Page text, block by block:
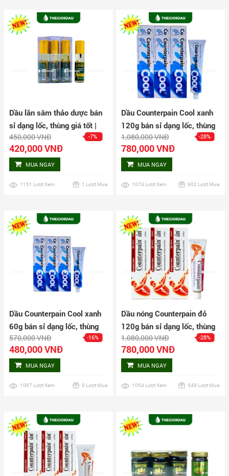
Dầu lăn sâm thảo dược bán
sỉ dạng lốc, thùng giá tốt |
Dauthaoduoc.net
450,000 VNĐ -7%
420,000 VNĐ
MUA NGAY
1151 Lượt Xem 1 Lượt Mua
Dầu Counterpain Cool xanh
120g bán sỉ dạng lốc, thùng
giá tốt | Dauthaoduoc.net
1,080,000 VNĐ -28%
780,000 VNĐ
MUA NGAY
1074 Lượt Xem 902 Lượt Mua
Dầu Counterpain Cool xanh
60g bán sỉ dạng lốc, thùng
giá tốt | Dauthaoduoc.net
570,000 VNĐ -16%
480,000 VNĐ
MUA NGAY
1087 Lượt Xem 0 Lượt Mua
Dầu nóng Counterpain đỏ
120g bán sỉ dạng lốc, thùng
giá tốt | Dauthaoduoc.net
1,080,000 VNĐ -28%
780,000 VNĐ
MUA NGAY
1054 Lượt Xem 549 Lượt Mua